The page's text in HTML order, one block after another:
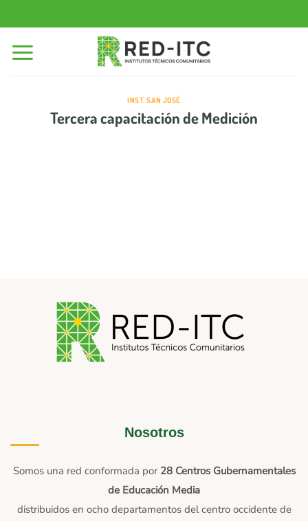
al
contenido
INST. SAN JOSÉ
Tercera capacitación de Medición
Nosotros
Somos una red conformada por 28 Centros Gubernamentales
de Educación Media
distribuidos en ocho departamentos del centro occidente de